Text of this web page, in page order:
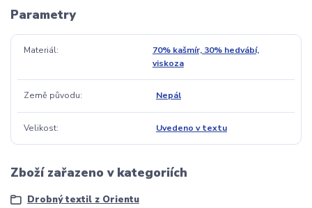
Parametry
Materiál
70% kašmír, 30% hedvábí,
viskoza
Země původu Nepál
Velikost Uvedeno v textu
Zboží zařazeno v kategoriích
Drobný textil z Orientu